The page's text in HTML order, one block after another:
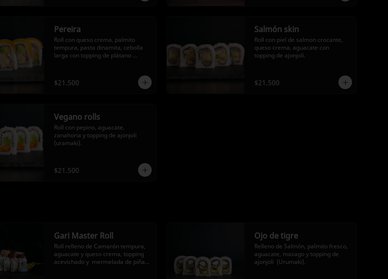
Pereira
Roll con queso crema, palmito
tempura, pasta dinamita, cebolla
larga con topping de plátano
$21.500
Salmón skin
Roll con piel de salmon crocante,
queso crema, aguacate con
topping de ajonjoli.
$21.500
Vegano rolls
Roll con pepino, aguacate,
zanahoria y topping de ajonjoli
(uramaki).
$21.500
Gari Master Roll
Roll relleno de Camarón tempura,
aguacate y queso crema, topping
acevichado y  mermelada de piña
Ojo de tigre
Relleno de Salmón, palmito fresco,
aguacate, masago y topping de
ajonjolí  (Urumaki).